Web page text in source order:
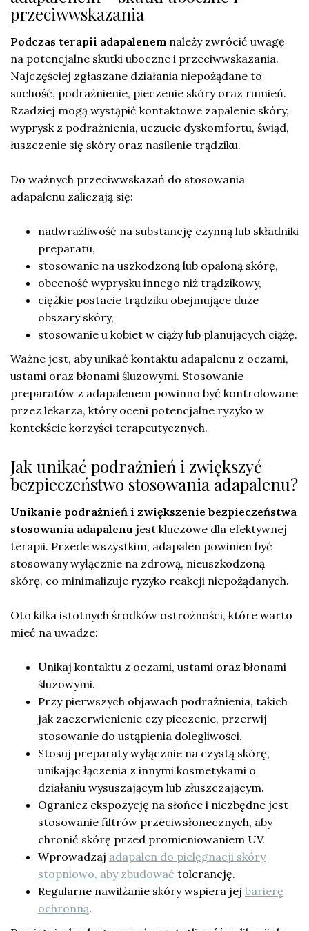
przeciwwskazania
Podczas terapii adapalenem należy zwrócić uwagę
na potencjalne skutki uboczne i przeciwwskazania.
Najczęściej zgłaszane działania niepożądane to
suchość, podrażnienie, pieczenie skóry oraz rumień.
Rzadziej mogą wystąpić kontaktowe zapalenie skóry,
wyprysk z podrażnienia, uczucie dyskomfortu, świąd,
łuszczenie się skóry oraz nasilenie trądziku.
Do ważnych przeciwwskazań do stosowania
adapalenu zaliczają się:
nadwrażliwość na substancję czynną lub składniki
preparatu,
stosowanie na uszkodzoną lub opaloną skórę,
obecność wyprysku innego niż trądzikowy,
ciężkie postacie trądziku obejmujące duże
obszary skóry,
stosowanie u kobiet w ciąży lub planujących ciążę.
Ważne jest, aby unikać kontaktu adapalenu z oczami,
ustami oraz błonami śluzowymi. Stosowanie
preparatów z adapalenem powinno być kontrolowane
przez lekarza, który oceni potencjalne ryzyko w
kontekście korzyści terapeutycznych.
Jak unikać podrażnień i zwiększyć
bezpieczeństwo stosowania adapalenu?
Unikanie podrażnień i zwiększenie bezpieczeństwa
stosowania adapalenu jest kluczowe dla efektywnej
terapii. Przede wszystkim, adapalen powinien być
stosowany wyłącznie na zdrową, nieuszkodzoną
skórę, co minimalizuje ryzyko reakcji niepożądanych.
Oto kilka istotnych środków ostrożności, które warto
mieć na uwadze:
Unikaj kontaktu z oczami, ustami oraz błonami
śluzowymi.
Przy pierwszych objawach podrażnienia, takich
jak zaczerwienienie czy pieczenie, przerwij
stosowanie do ustąpienia dolegliwości.
Stosuj preparaty wyłącznie na czystą skórę,
unikając łączenia z innymi kosmetykami o
działaniu wysuszającym lub złuszczającym.
Ogranicz ekspozycję na słońce i niezbędne jest
stosowanie filtrów przeciwsłonecznych, aby
chronić skórę przed promieniowaniem UV.
Wprowadzaj adapalen do pielęgnacji skóry
stopniowo, aby zbudować tolerancję.
Regularne nawilżanie skóry wspiera jej barierę
ochronną.